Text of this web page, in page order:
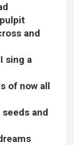
and
sing a
of now all
seeds and